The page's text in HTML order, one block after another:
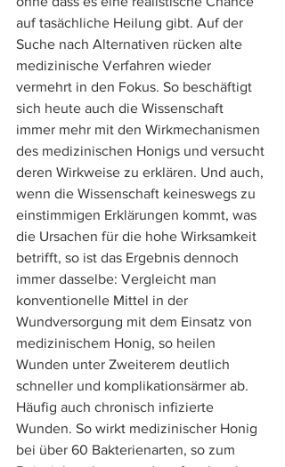
auf tasächliche Heilung gibt. Auf der
Suche nach Alternativen rücken alte
medizinische Verfahren wieder
vermehrt in den Fokus. So beschäftigt
sich heute auch die Wissenschaft
immer mehr mit den Wirkmechanismen
des medizinischen Honigs und versucht
deren Wirkweise zu erklären. Und auch,
wenn die Wissenschaft keineswegs zu
einstimmigen Erklärungen kommt, was
die Ursachen für die hohe Wirksamkeit
betrifft, so ist das Ergebnis dennoch
immer dasselbe: Vergleicht man
konventionelle Mittel in der
Wundversorgung mit dem Einsatz von
medizinischem Honig, so heilen
Wunden unter Zweiterem deutlich
schneller und komplikationsärmer ab.
Häufig auch chronisch infizierte
Wunden. So wirkt medizinischer Honig
bei über 60 Bakterienarten, so zum